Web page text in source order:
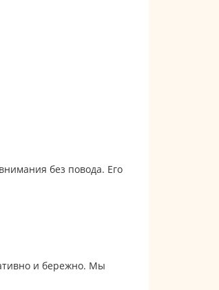
без повода. Его
и бережно. Мы